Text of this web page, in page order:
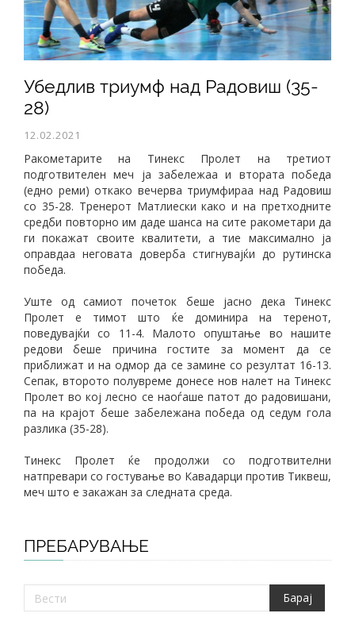
Убедлив триумф над Радовиш (35-
28)
12.02.2021
Ракометарите на Тинекс Пролет на третиот
подготвителен меч ја забележаа и втората победа
(едно реми) откако вечерва триумфираа над Радовиш
со 35-28. Тренерот Матлиески како и на претходните
средби повторно им даде шанса на сите ракометари да
ги покажат своите квалитети, а тие максимално ја
оправдаа неговата доверба стигнувајќи до рутинска
победа.
Уште од самиот почеток беше јасно дека Тинекс
Пролет е тимот што ќе доминира на теренот,
поведувајќи со 11-4. Малото опуштање во нашите
редови беше причина гостите за момент да се
приближат и на одмор да се замине со резултат 16-13.
Сепак, второто полувреме донесе нов налет на Тинекс
Пролет во кој лесно се наоѓаше патот до радовишани,
па на крајот беше забележана победа од седум гола
разлика (35-28).
Тинекс Пролет ќе продолжи со подготвителни
натпревари со гостување во Кавадарци против Тиквеш,
меч што е закажан за следната среда.
ПРЕБАРУВАЊЕ